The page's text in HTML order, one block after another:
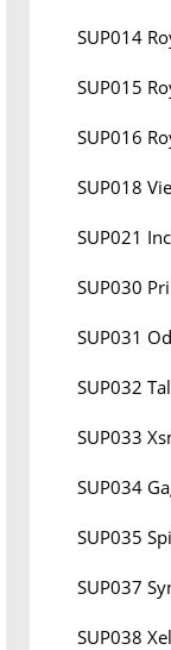
SUP014
SUP015
SUP016
SUP018
SUP021
SUP030
SUP031
SUP032
SUP033
SUP034
SUP035
SUP037
SUP038